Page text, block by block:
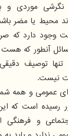
نگرشی موردی و
یا مضر باشد
وجود دارد که
آنطور که هست
تنها توصیف
نیست.
عمومی و همه
رسیده است که
و